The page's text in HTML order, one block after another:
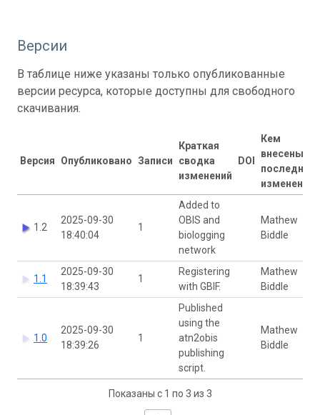
Версии
В таблице ниже указаны только опубликованные
версии ресурса, которые доступны для свободного
скачивания.
Версия Опубликовано Записи
Краткая
сводка
изменений
DOI
Кем
внесены
последние
изменения
1.2
2025-09-30
18:40:04
1
Added to
OBIS and
biologging
network
Mathew
Biddle
1.1
2025-09-30
18:39:43
1
Registering
with GBIF.
Mathew
Biddle
1.0
2025-09-30
18:39:26
1
Published
using the
atn2obis
publishing
script.
Mathew
Biddle
Показаны с 1 по 3 из 3